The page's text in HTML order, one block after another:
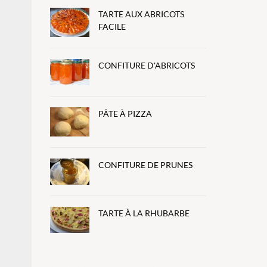
TARTE AUX ABRICOTS
FACILE
CONFITURE D'ABRICOTS
PÂTE À PIZZA
CONFITURE DE PRUNES
TARTE À LA RHUBARBE